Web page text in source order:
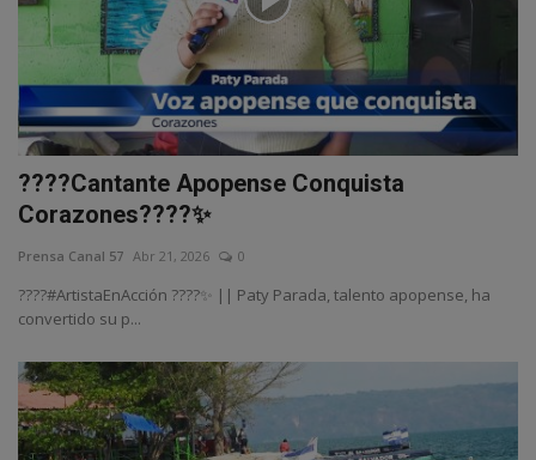
????Cantante Apopense Conquista
Corazones????✨
Prensa Canal 57 Abr 21, 2026 0
????#ArtistaEnAcción ????✨ || Paty Parada, talento apopense, ha
convertido su p...